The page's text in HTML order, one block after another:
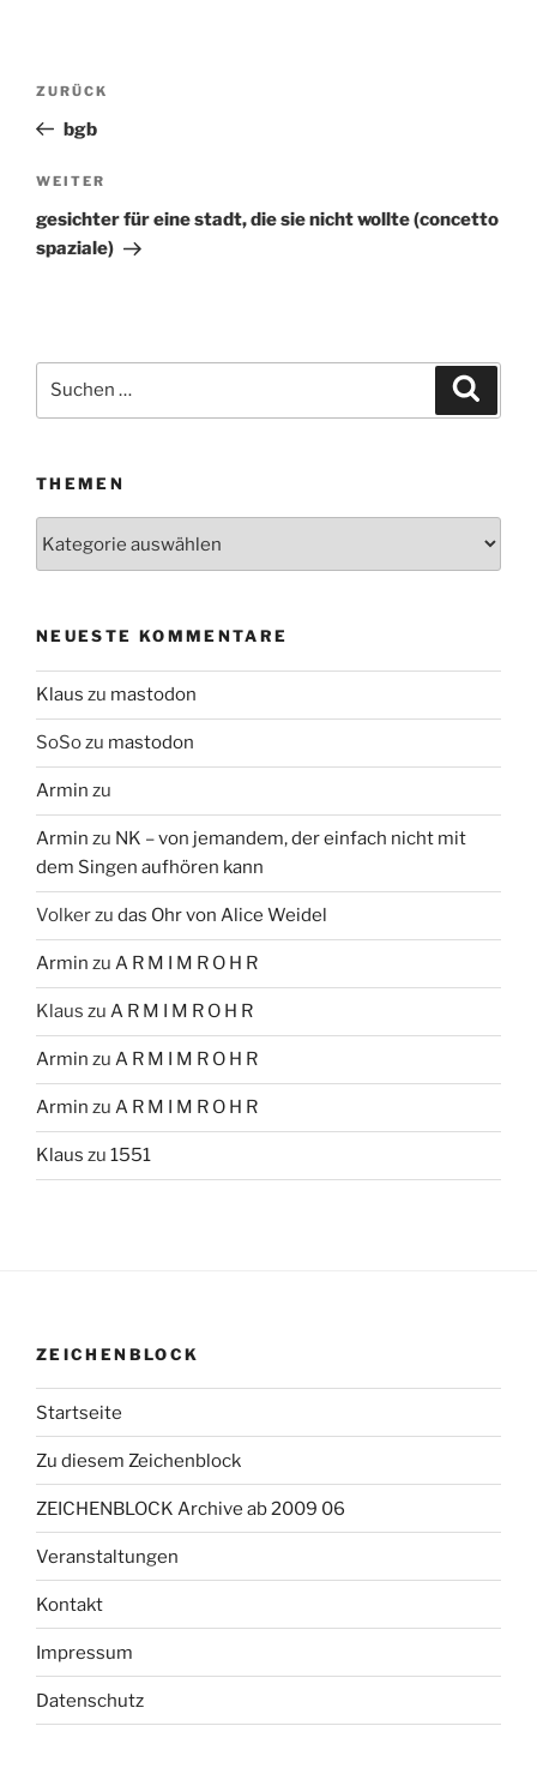
Beitragsnavigation
Vorheriger
Beitrag
ZURÜCK
bgb
Nächster
Beitrag
WEITER
gesichter für eine stadt, die sie nicht wollte (concetto
spaziale)
Suchen
THEMEN
NEUESTE KOMMENTARE
Klaus zu mastodon
SoSozu mastodon
Armin zu
Armin zu NK – von jemandem, der einfach nicht mit
dem Singen aufhören kann
Volkerzu das Ohr von Alice Weidel
Armin zu A R M I M R O H R
Klaus zu A R M I M R O H R
Armin zu A R M I M R O H R
Armin zu A R M I M R O H R
Klaus zu 1551
ZEICHENBLOCK
Startseite
Zu diesem Zeichenblock
ZEICHENBLOCK Archive ab 2009 06
Veranstaltungen
Kontakt
Impressum
Datenschutz